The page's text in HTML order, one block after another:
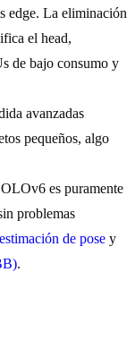
edge. La eliminación
el head,
de bajo consumo y
avanzadas
pequeños, algo
es puramente
problemas
estimación de pose y
.